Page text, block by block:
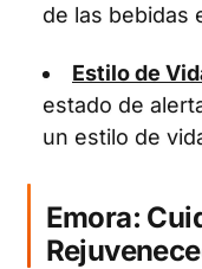
de las bebidas
Estilo de
estado de
un estilo de
Emora: